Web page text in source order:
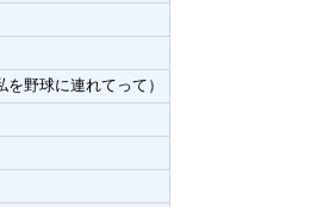
野球に連れてって）